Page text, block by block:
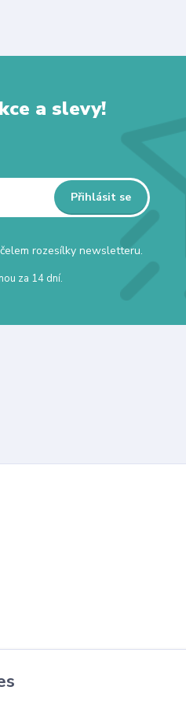
a slevy!
Přihlásit se
rozesílky newsletteru.
za 14 dní.